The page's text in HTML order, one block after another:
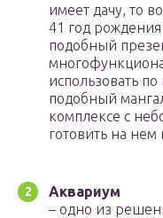
имеет дачу, то
41 год рождения
подобный
использовать
подобный
комплексе с
готовить на
Аквариум
– одно из